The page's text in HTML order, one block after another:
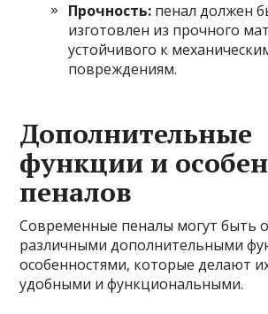
Прочность: пенал должен
изготовлен из прочного
устойчивого к
повреждениям.
Дополнительные
функции и
пеналов
Современные пеналы могут быть
различными дополнительными
особенностями, которые делают
удобными и функциональными.